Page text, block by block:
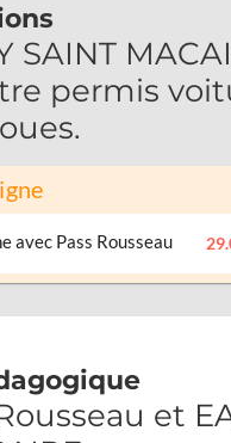
SAINT
permis
avec Pass Rousseau
et